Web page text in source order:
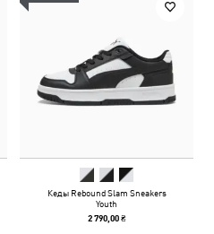
Кеды Rebound Slam Sneakers
Youth
2 790,00 ₴